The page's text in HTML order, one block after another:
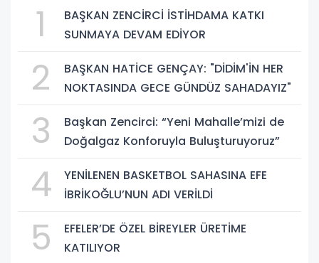
1
BAŞKAN ZENCİRCİ İSTİHDAMA KATKI
SUNMAYA DEVAM EDİYOR
2
BAŞKAN HATİCE GENÇAY: "DİDİM'İN HER
NOKTASINDA GECE GÜNDÜZ SAHADAYIZ"
3
Başkan Zencirci: “Yeni Mahalle’mizi de
Doğalgaz Konforuyla Buluşturuyoruz”
4
YENİLENEN BASKETBOL SAHASINA EFE
İBRİKOĞLU’NUN ADI VERİLDİ
5
EFELER’DE ÖZEL BİREYLER ÜRETİME
KATILIYOR